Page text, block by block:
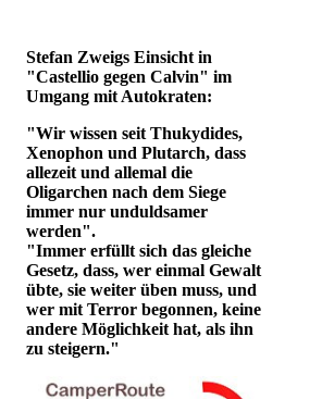
Stefan Zweigs Einsicht in
"Castellio gegen Calvin" im
Umgang mit Autokraten:
"Wir wissen seit Thukydides,
Xenophon und Plutarch, dass
allezeit und allemal die
Oligarchen nach dem Siege
immer nur unduldsamer
werden".
"Immer erfüllt sich das gleiche
Gesetz, dass, wer einmal Gewalt
übte, sie weiter üben muss, und
wer mit Terror begonnen, keine
andere Möglichkeit hat, als ihn
zu steigern."